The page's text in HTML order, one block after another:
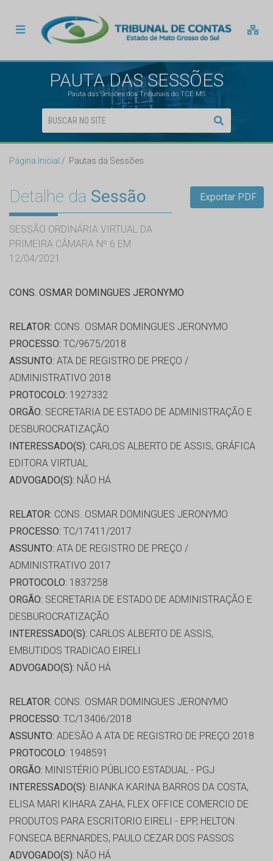
PAUTA DAS SESSÕES
Pauta das Sessões dos Tribunais do TCE MS
Página Inicial Pautas da Sessões
Detalhe da Sessão
SESSÃO ORDINÁRIA VIRTUAL DA
PRIMEIRA CÂMARA Nº 6 EM
12/04/2021
Exportar PDF
CONS. OSMAR DOMINGUES JERONYMO
RELATOR: CONS. OSMAR DOMINGUES JERONYMO
PROCESSO: TC/9675/2018
ASSUNTO: ATA DE REGISTRO DE PREÇO /
ADMINISTRATIVO 2018
PROTOCOLO: 1927332
ORGÃO: SECRETARIA DE ESTADO DE ADMINISTRAÇÃO E
DESBUROCRATIZAÇÃO
INTERESSADO(S): CARLOS ALBERTO DE ASSIS, GRÁFICA
EDITORA VIRTUAL
ADVOGADO(S): NÃO HÁ
RELATOR: CONS. OSMAR DOMINGUES JERONYMO
PROCESSO: TC/17411/2017
ASSUNTO: ATA DE REGISTRO DE PREÇO /
ADMINISTRATIVO 2017
PROTOCOLO: 1837258
ORGÃO: SECRETARIA DE ESTADO DE ADMINISTRAÇÃO E
DESBUROCRATIZAÇÃO
INTERESSADO(S): CARLOS ALBERTO DE ASSIS,
EMBUTIDOS TRADICAO EIRELI
ADVOGADO(S): NÃO HÁ
RELATOR: CONS. OSMAR DOMINGUES JERONYMO
PROCESSO: TC/13406/2018
ASSUNTO: ADESÃO A ATA DE REGISTRO DE PREÇO 2018
PROTOCOLO: 1948591
ORGÃO: MINISTÉRIO PÚBLICO ESTADUAL - PGJ
INTERESSADO(S): BIANKA KARINA BARROS DA COSTA,
ELISA MARI KIHARA ZAHA, FLEX OFFICE COMERCIO DE
PRODUTOS PARA ESCRITORIO EIRELI - EPP, HELTON
FONSECA BERNARDES, PAULO CEZAR DOS PASSOS
ADVOGADO(S): NÃO HÁ